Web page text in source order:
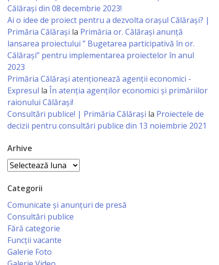
Specialist
pentru
Planificare,
Economist
Primar
Viceprimarii
Specialist
Relații
cu
Publicul,
Operator
CISC
Organigrama
Călărași din 08 decembrie 2023!
Ai o idee de proiect pentru a dezvolta orașul Călărași? |
Primăria Călărași la Primăria or. Călărași anunță
lansarea proiectului ” Bugetarea participativă în or.
Călărași” pentru implementarea proiectelor în anul
2023
Primăria Călăraşi atenţionează agenţii economici -
Expresul la În atenția agenților economici și primăriilor
raionului Călărași!
Consultări publice! | Primăria Călărași la Proiectele de
decizii pentru consultări publice din 13 noiembrie 2021
Arhive
Arhive
Categorii
Comunicate și anunțuri de presă
Consultări publice
Fără categorie
Funcții vacante
Galerie Foto